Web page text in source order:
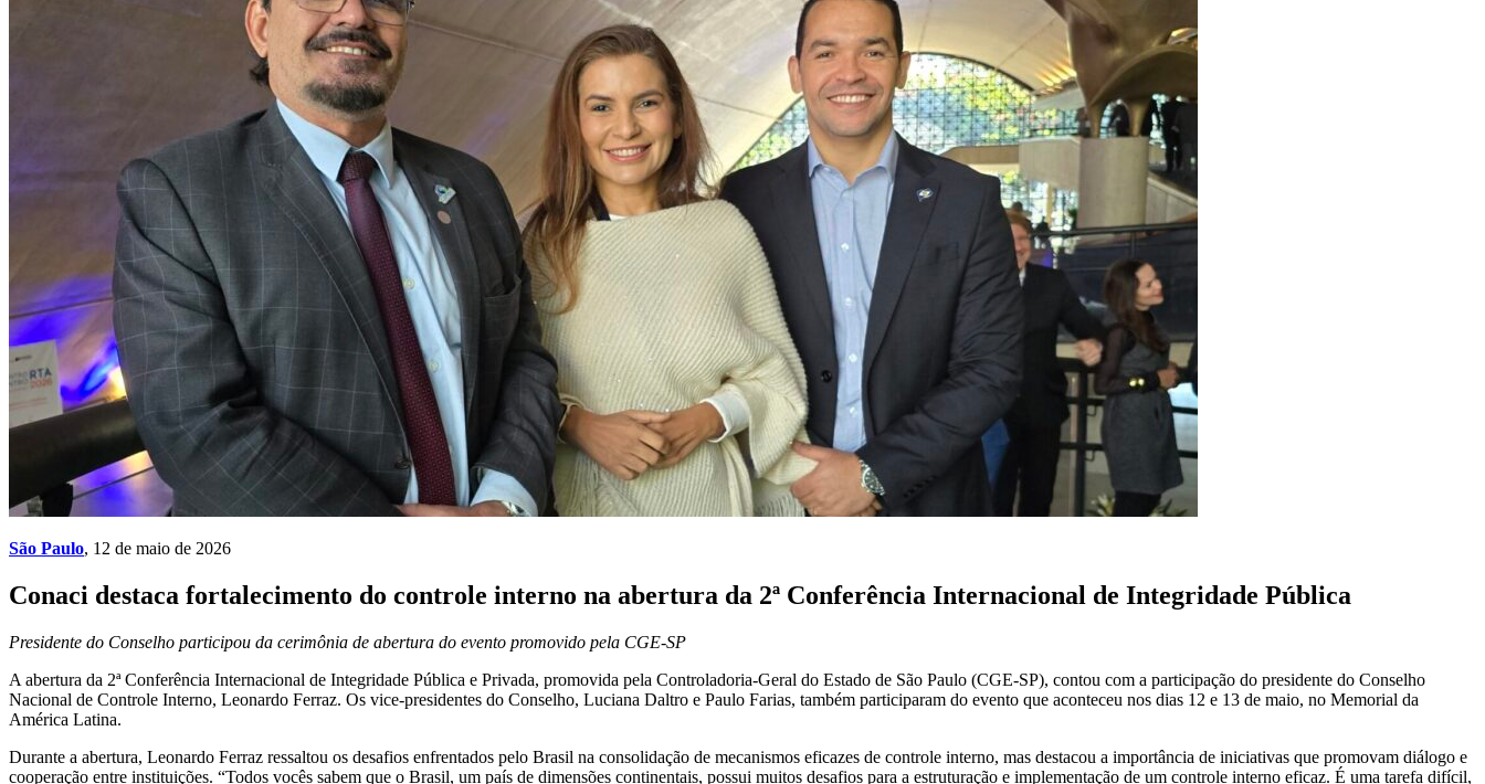
São Paulo, 12 de maio de 2026
Conaci destaca fortalecimento do controle interno na abertura da 2ª Conferência Internacional de Integridade Pública
Presidente do Conselho participou da cerimônia de abertura do evento promovido pela CGE-SP
A abertura da 2ª Conferência Internacional de Integridade Pública e Privada, promovida pela Controladoria-Geral do Estado de São Paulo (CGE-SP), contou com a participação do presidente do Conselho
Nacional de Controle Interno, Leonardo Ferraz. Os vice-presidentes do Conselho, Luciana Daltro e Paulo Farias, também participaram do evento que aconteceu nos dias 12 e 13 de maio, no Memorial da
América Latina.
Durante a abertura, Leonardo Ferraz ressaltou os desafios enfrentados pelo Brasil na consolidação de mecanismos eficazes de controle interno, mas destacou a importância de iniciativas que promovam diálogo e
cooperação entre instituições. “Todos vocês sabem que o Brasil, um país de dimensões continentais, possui muitos desafios para a estruturação e implementação de um controle interno eficaz. É uma tarefa difícil,